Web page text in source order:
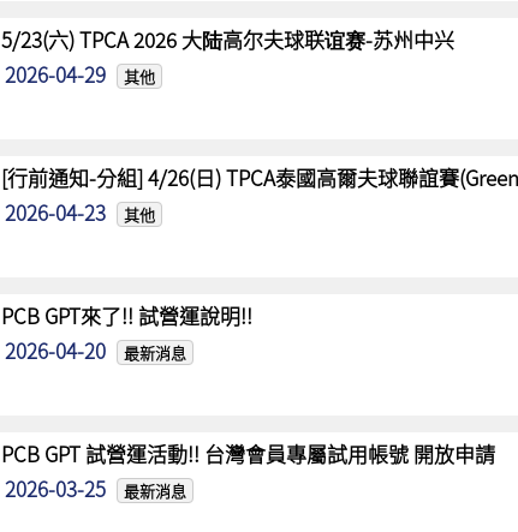
5/23(六) TPCA 2026 大陆高尔夫球联谊赛-苏州中兴
2026-04-29
其他
[行前通知-分組] 4/26(日) TPCA泰國高爾夫球聯誼賽
2026-04-23
其他
PCB GPT來了!! 試營運說明!!
2026-04-20
最新消息
PCB GPT 試營運活動!! 台灣會員專屬試用帳號 開放申請
2026-03-25
最新消息